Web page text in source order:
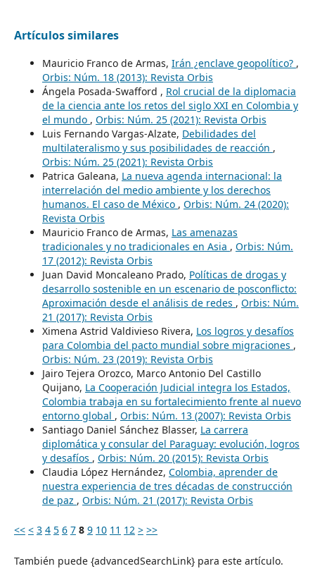
Artículos similares
Mauricio Franco de Armas, Irán ¿enclave geopolítico? ,
Orbis: Núm. 18 (2013): Revista Orbis
Ángela Posada-Swafford , Rol crucial de la diplomacia
de la ciencia ante los retos del siglo XXI en Colombia y
el mundo , Orbis: Núm. 25 (2021): Revista Orbis
Luis Fernando Vargas-Alzate, Debilidades del
multilateralismo y sus posibilidades de reacción ,
Orbis: Núm. 25 (2021): Revista Orbis
Patrica Galeana, La nueva agenda internacional: la
interrelación del medio ambiente y los derechos
humanos. El caso de México , Orbis: Núm. 24 (2020):
Revista Orbis
Mauricio Franco de Armas, Las amenazas
tradicionales y no tradicionales en Asia , Orbis: Núm.
17 (2012): Revista Orbis
Juan David Moncaleano Prado, Políticas de drogas y
desarrollo sostenible en un escenario de posconflicto:
Aproximación desde el análisis de redes , Orbis: Núm.
21 (2017): Revista Orbis
Ximena Astrid Valdivieso Rivera, Los logros y desafíos
para Colombia del pacto mundial sobre migraciones ,
Orbis: Núm. 23 (2019): Revista Orbis
Jairo Tejera Orozco, Marco Antonio Del Castillo
Quijano, La Cooperación Judicial integra los Estados,
Colombia trabaja en su fortalecimiento frente al nuevo
entorno global , Orbis: Núm. 13 (2007): Revista Orbis
Santiago Daniel Sánchez Blasser, La carrera
diplomática y consular del Paraguay: evolución, logros
y desafíos , Orbis: Núm. 20 (2015): Revista Orbis
Claudia López Hernández, Colombia, aprender de
nuestra experiencia de tres décadas de construcción
de paz , Orbis: Núm. 21 (2017): Revista Orbis
<< < 3 4 5 6 7 8 9 10 11 12 > >>
También puede {advancedSearchLink} para este artículo.